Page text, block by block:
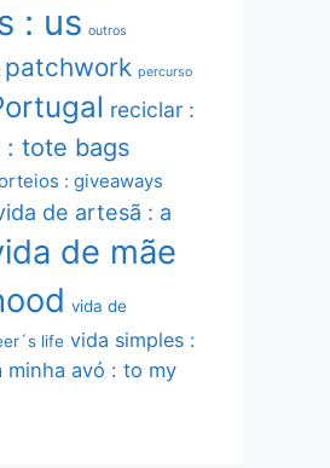
: us outros
patchwork percurso
reciclar :
: tote bags
: giveaways
de artesã : a
de mãe
vida de
life vida simples :
minha avó : to my